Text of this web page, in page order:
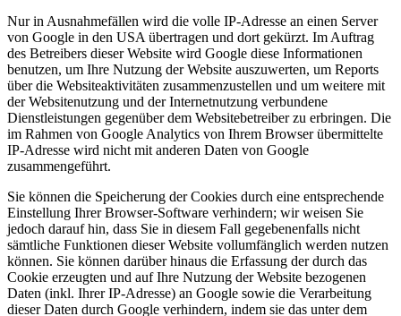
Nur in Ausnahmefällen wird die volle IP-Adresse an einen Server
von Google in den USA übertragen und dort gekürzt. Im Auftrag
des Betreibers dieser Website wird Google diese Informationen
benutzen, um Ihre Nutzung der Website auszuwerten, um Reports
über die Websiteaktivitäten zusammenzustellen und um weitere mit
der Websitenutzung und der Internetnutzung verbundene
Dienstleistungen gegenüber dem Websitebetreiber zu erbringen. Die
im Rahmen von Google Analytics von Ihrem Browser übermittelte
IP-Adresse wird nicht mit anderen Daten von Google
zusammengeführt.
Sie können die Speicherung der Cookies durch eine entsprechende
Einstellung Ihrer Browser-Software verhindern; wir weisen Sie
jedoch darauf hin, dass Sie in diesem Fall gegebenenfalls nicht
sämtliche Funktionen dieser Website vollumfänglich werden nutzen
können. Sie können darüber hinaus die Erfassung der durch das
Cookie erzeugten und auf Ihre Nutzung der Website bezogenen
Daten (inkl. Ihrer IP-Adresse) an Google sowie die Verarbeitung
dieser Daten durch Google verhindern, indem sie das unter dem